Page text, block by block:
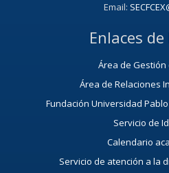
Email:
Enlaces
Área de Gestión
Área de Relaciones
Fundación Universidad
Servicio de
Calendario
Servicio de atención a la